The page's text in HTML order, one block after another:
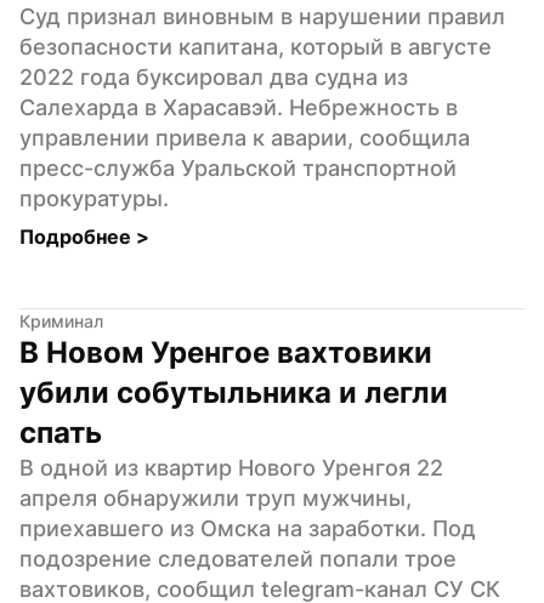
Суд признал виновным в нарушении правил
безопасности капитана, который в августе
2022 года буксировал два судна из
Салехарда в Харасавэй. Небрежность в
управлении привела к аварии, сообщила
пресс-служба Уральской транспортной
прокуратуры.
Подробнее >
Криминал
В Новом Уренгое вахтовики
убили собутыльника и легли
спать
В одной из квартир Нового Уренгоя 22
апреля обнаружили труп мужчины,
приехавшего из Омска на заработки. Под
подозрение следователей попали трое
вахтовиков, сообщил telegram-канал СУ СК